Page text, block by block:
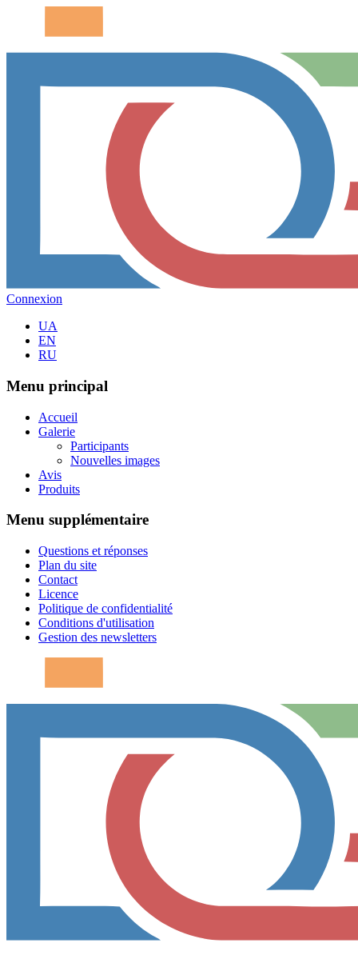
Connexion
UA
EN
RU
Menu principal
Accueil
Galerie
Participants
Nouvelles images
Avis
Produits
Menu supplémentaire
Questions et réponses
Plan du site
Contact
Licence
Politique de confidentialité
Conditions d'utilisation
Gestion des newsletters